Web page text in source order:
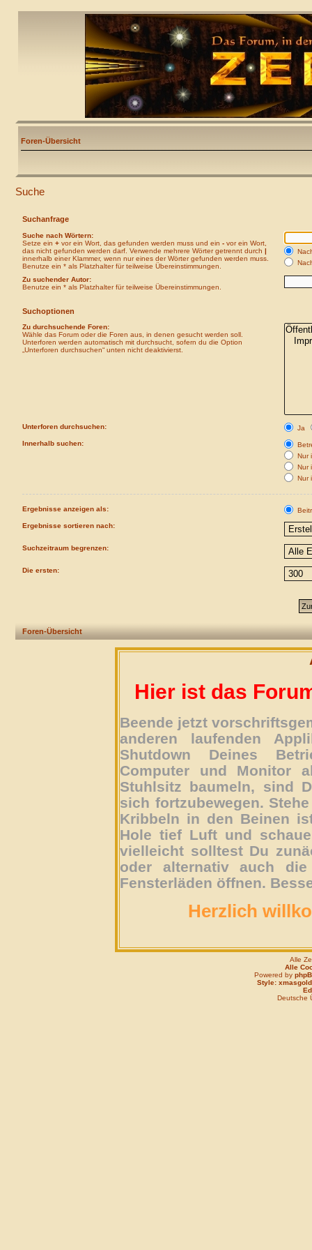
Foren-Übersicht
Suche
Suchanfrage
Suche nach Wörtern:
Setze ein + vor ein Wort, das gefunden werden muss und ein - vor ein Wort,
das nicht gefunden werden darf. Verwende mehrere Wörter getrennt durch |
innerhalb einer Klammer, wenn nur eines der Wörter gefunden werden muss.
Benutze ein * als Platzhalter für teilweise Übereinstimmungen.
Zu suchender Autor:
Benutze ein * als Platzhalter für teilweise Übereinstimmungen.
Suchoptionen
Zu durchsuchende Foren:
Wähle das Forum oder die Foren aus, in denen gesucht werden soll.
Unterforen werden automatisch mit durchsucht, sofern du die Option
„Unterforen durchsuchen“ unten nicht deaktivierst.
Unterforen durchsuchen:
Ja
Innerhalb suchen:
Nur
Nur
Nur
Ergebnisse anzeigen als:
Ergebnisse sortieren nach:
Suchzeitraum begrenzen:
Die ersten:
Foren-Übersicht
Hier ist das
Beende jetzt
anderen laufenden
Shutdown Deines
Computer und Monitor
Stuhlsitz baumeln, sind
sich fortzubewegen.
Kribbeln in den Beinen
Hole tief Luft und
vielleicht solltest Du
oder alternativ auch
Fensterläden öffnen.
Herzlich
Alle
Alle
Powered by
Style: xmasgold
Deutsche